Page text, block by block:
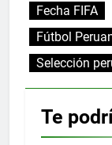
Fecha FIFA
Fútbol
Selección
Te